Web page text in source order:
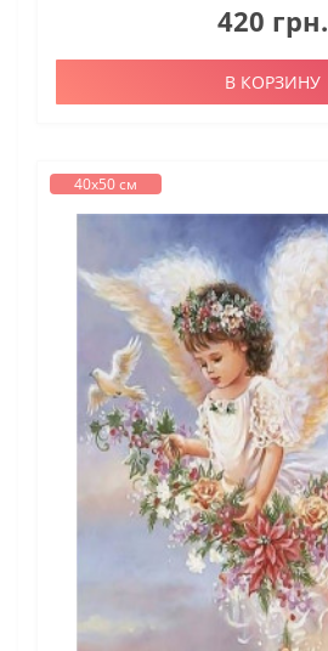
420 грн.
В КОРЗИНУ
40х50 см